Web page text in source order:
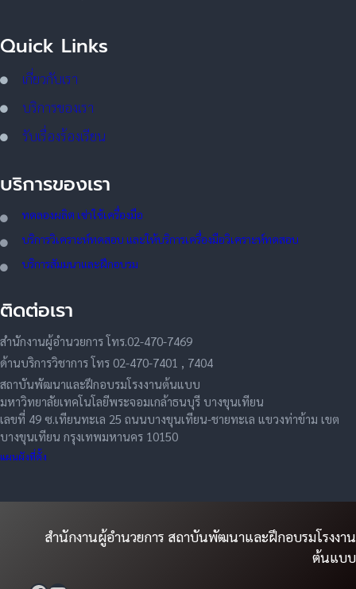
Quick Links
เกี่ยวกับเรา
บริการของเรา
รับเรื่องร้องเรียน
บริการของเรา
ทดลองผลิต เช่าใช้เครื่องมือ
บริการวิเคราะห์ทดสอบ และให้บริการเครื่องมือวิเคราะห์ทดสอบ
บริการสัมมนาและฝึกอบรม
ติดต่อเรา
สำนักงานผู้อำนวยการ โทร.02-470-7469
ด้านบริการวิชาการ โทร 02-470-7401 , 7404
สถาบันพัฒนาและฝึกอบรมโรงงานต้นแบบ
มหาวิทยาลัยเทคโนโลยีพระจอมเกล้าธนบุรี บางขุนเทียน
เลขที่ 49 ซ.เทียนทะเล 25 ถนนบางขุนเทียน-ชายทะเล แขวงท่าข้าม เขต
บางขุนเทียน กรุงเทพมหานคร 10150
แผนผังที่ตั้ง
สำนักงานผู้อำนวยการ สถาบันพัฒนาและฝึกอบรมโรงงาน
ต้นแบบ